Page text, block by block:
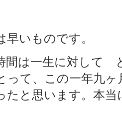
早いものです。
間は一生に対して
って、この一年九
たと思います。本